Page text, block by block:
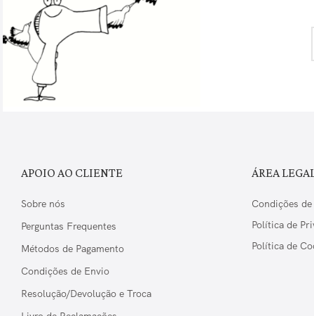
APOIO AO CLIENTE
Sobre nós
Perguntas Frequentes
Métodos de Pagamento
Condições de Envio
Resolução/Devolução e Troca
ÁREA
Condições de
Política de
Política de